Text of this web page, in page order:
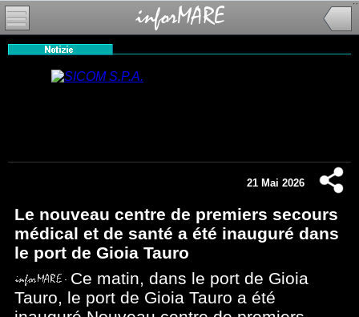
21 Mai 2026
Le nouveau centre de premiers secours
médical et de santé a été inauguré dans
le port de Gioia Tauro
Ce matin, dans le port de Gioia
Tauro, le port de Gioia Tauro a été